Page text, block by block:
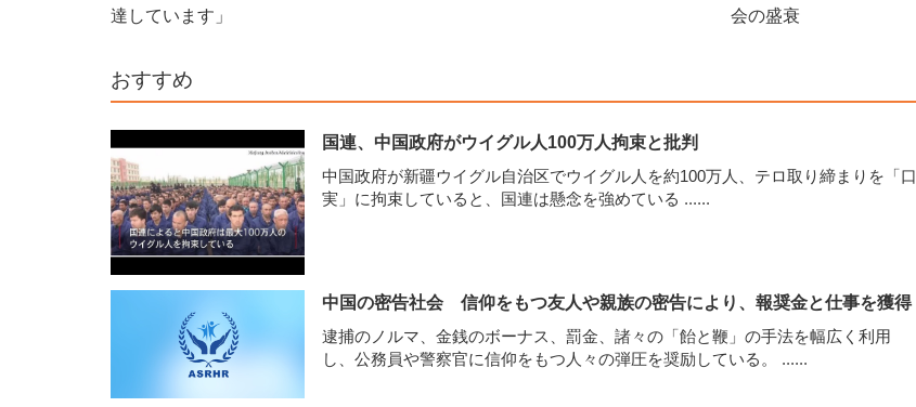
達しています」
会の盛衰
おすすめ
国連、中国政府がウイグル人100万人拘束と批判
中国政府が新疆ウイグル自治区でウイグル人を約100万人、テロ取り締まりを「口
実」に拘束していると、国連は懸念を強めている ......
中国の密告社会 信仰をもつ友人や親族の密告により、報奨金と仕事を獲得
逮捕のノルマ、金銭のボーナス、罰金、諸々の「飴と鞭」の手法を幅広く利用
し、公務員や警察官に信仰をもつ人々の弾圧を奨励している。 ......